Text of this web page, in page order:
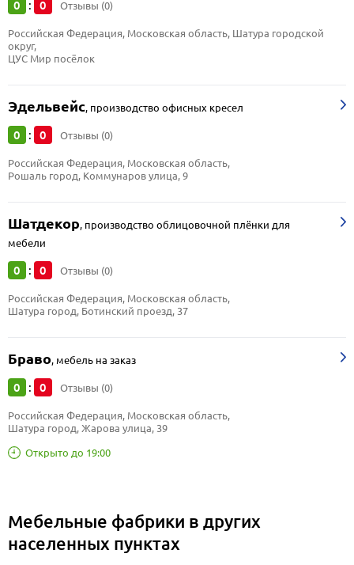
0 : 0 Отзывы (0)
Российская Федерация, Московская область, Шатура городской
округ,
ЦУС Мир посёлок
Эдельвейс, производство офисных кресел
0 : 0 Отзывы (0)
Российская Федерация, Московская область,
Рошаль город, Коммунаров улица, 9
Шатдекор, производство облицовочной плёнки для
мебели
0 : 0 Отзывы (0)
Российская Федерация, Московская область,
Шатура город, Ботинский проезд, 37
Браво,мебель на заказ
0 : 0 Отзывы (0)
Открыто до 19:00
Российская Федерация, Московская область,
Шатура город, Жарова улица, 39
Мебельные фабрики в других
населенных пунктах